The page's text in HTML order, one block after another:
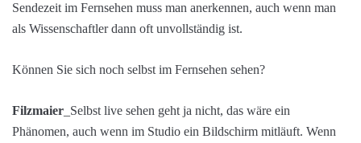
Sendezeit im Fernsehen muss man anerkennen, auch wenn man
als Wissenschaftler dann oft unvollständig ist.
Können Sie sich noch selbst im Fernsehen sehen?
Filzmaier _Selbst live sehen geht ja nicht, das wäre ein
Phänomen, auch wenn im Studio ein Bildschirm mitläuft. Wenn